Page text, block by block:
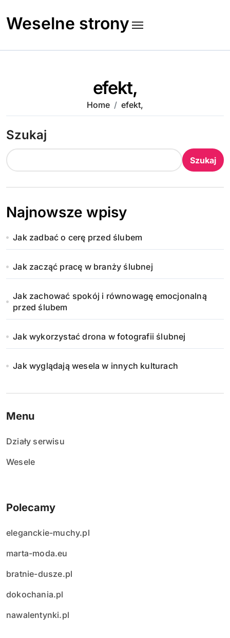
to
content
Weselne strony
efekt,
Home efekt,
Szukaj
Szukaj
Najnowsze wpisy
Jak zadbać o cerę przed ślubem
Jak zacząć pracę w branży ślubnej
Jak zachować spokój i równowagę emocjonalną
przed ślubem
Jak wykorzystać drona w fotografii ślubnej
Jak wyglądają wesela w innych kulturach
Menu
Działy serwisu
Wesele
Polecamy
eleganckie-muchy.pl
marta-moda.eu
bratnie-dusze.pl
dokochania.pl
nawalentynki.pl